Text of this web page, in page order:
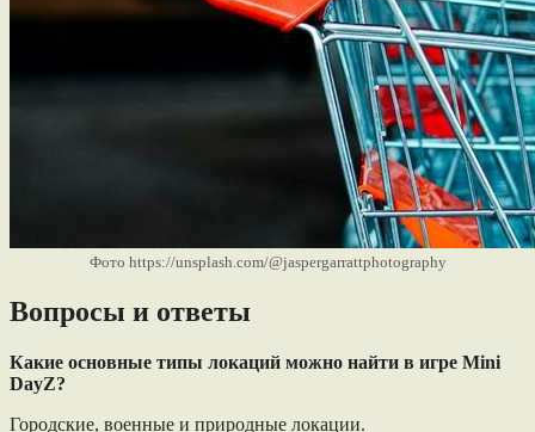
Фото https://unsplash.com/@jaspergarrattphotography
Вопросы и ответы
Какие основные типы локаций можно найти в игре Mini
DayZ?
Городские, военные и природные локации.